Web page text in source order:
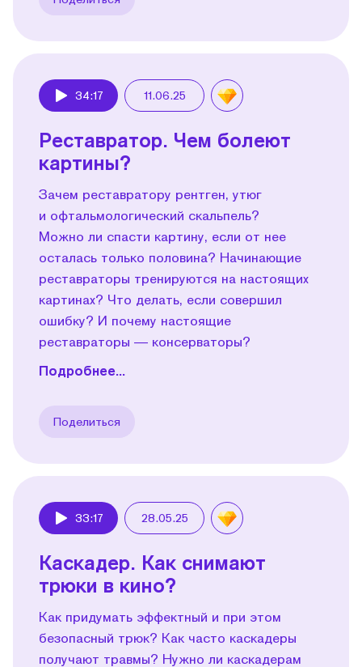
34:17 11.06.25
Реставратор. Чем болеют
картины?
Зачем реставратору рентген, утюг
и офтальмологический скальпель?
Можно ли спасти картину, если от нее
осталась только половина? Начинающие
реставраторы тренируются на настоящих
картинах? Что делать, если совершил
ошибку? И почему настоящие
реставраторы — консерваторы?
Подробнее...
Поделиться
33:17 28.05.25
Каскадер. Как снимают
трюки в кино?
Как придумать эффектный и при этом
безопасный трюк? Как часто каскадеры
получают травмы? Нужно ли каскадерам